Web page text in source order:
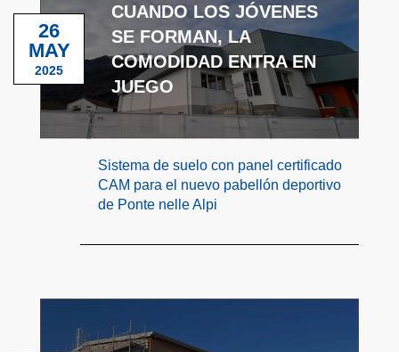
CUANDO LOS JÓVENES
SE FORMAN, LA
COMODIDAD ENTRA EN
JUEGO
26
MAY
2025
Sistema de suelo con panel certificado
CAM para el nuevo pabellón deportivo
de Ponte nelle Alpi